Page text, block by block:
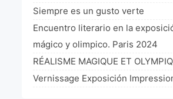
L’art Latino-américain à Paris 2019
Reflecting Source. NY 2019
«Sincronías con sentido» Bogotá
«Huellas trashumantes» New York
Siempre es un gusto verte
Encuentro literario en la
mágico y olimpico. Paris 2024
RÉALISME MAGIQUE ET
Vernissage Exposición